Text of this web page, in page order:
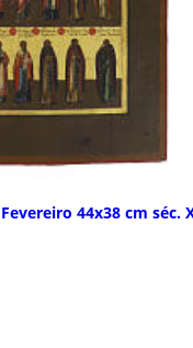
44x38 cm séc.